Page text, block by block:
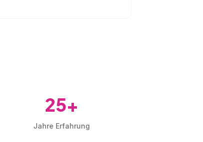
25+
Jahre Erfahrung